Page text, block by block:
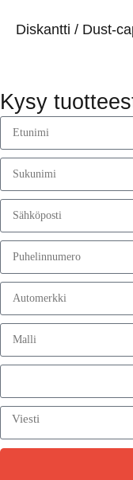
Diskantti / Dust-
Kysy